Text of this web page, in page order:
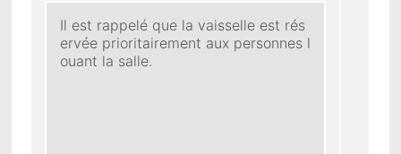
Il est rappelé que la vaisselle est rés
ervée prioritairement aux personnes l
ouant la salle.